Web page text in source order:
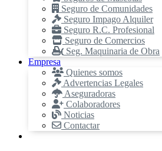
Seguro de Comunidades
Seguro Impago Alquiler
Seguro R.C. Profesional
Seguro de Comercios
Seg. Maquinaria de Obra
Empresa
Quienes somos
Advertencias Legales
Aseguradoras
Colaboradores
Noticias
Contactar